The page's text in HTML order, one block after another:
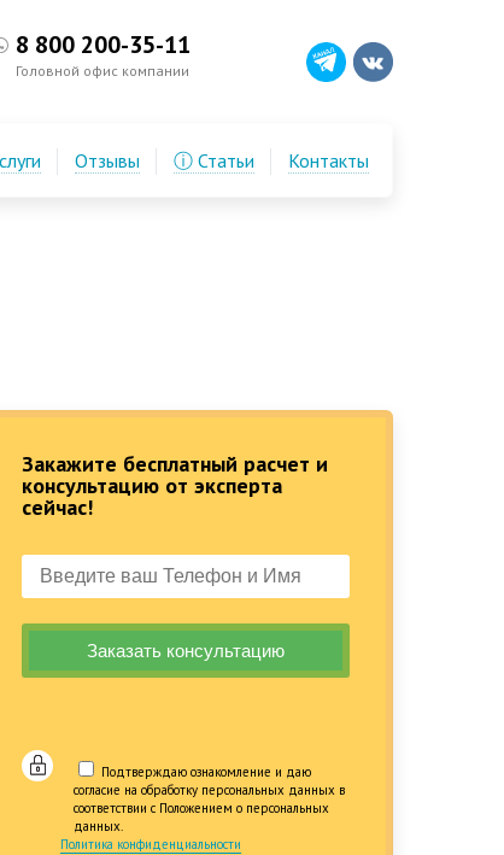
Закажите бесплатный расчет и
консультацию от эксперта
сейчас!
Подтверждаю ознакомление и даю
согласие на обработку персональных данных в
соответствии с Положением о персональных
данных.
Политика конфиденциальности
8 800 200-35-11
Головной офис компании
Отзывы ⓘ Статьи Контакты